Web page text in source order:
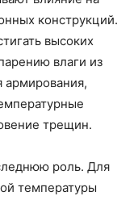
конструкций.
высоких
влаги из
армирования,
трещин.
роль. Для
температуры